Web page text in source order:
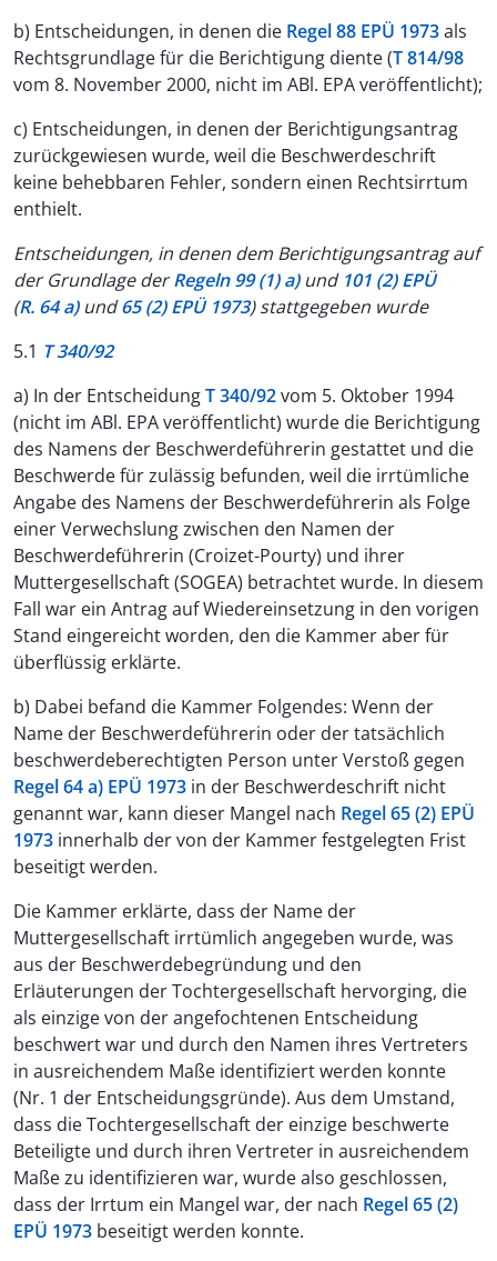
b) Entscheidungen, in denen die Regel 88 EPÜ 1973als
Rechtsgrundlage für die Berichtigung diente (T 814/98
vom 8. November 2000, nicht im ABl. EPA veröffentlicht);
c) Entscheidungen, in denen der Berichtigungsantrag
zurückgewiesen wurde, weil die Beschwerdeschrift
keine behebbaren Fehler, sondern einen Rechtsirrtum
enthielt.
Entscheidungen, in denen dem Berichtigungsantrag auf
der Grundlage derRegeln 99 (1) a)und 101 (2) EPÜ
(R. 64 a)und65 (2) EPÜ 1973) stattgegeben wurde
5.1 T 340/92
a) In der EntscheidungT 340/92vom 5. Oktober 1994
(nicht im ABl. EPA veröffentlicht) wurde die Berichtigung
des Namens der Beschwerdeführerin gestattet und die
Beschwerde für zulässig befunden, weil die irrtümliche
Angabe des Namens der Beschwerdeführerin als Folge
einer Verwechslung zwischen den Namen der
Beschwerdeführerin (Croizet-Pourty) und ihrer
Muttergesellschaft (SOGEA) betrachtet wurde. In diesem
Fall war ein Antrag auf Wiedereinsetzung in den vorigen
Stand eingereicht worden, den die Kammer aber für
überflüssig erklärte.
b) Dabei befand die Kammer Folgendes: Wenn der
Name der Beschwerdeführerin oder der tatsächlich
beschwerdeberechtigten Person unter Verstoß gegen
Regel 64 a) EPÜ 1973 in der Beschwerdeschrift nicht
genannt war, kann dieser Mangel nach Regel 65 (2) EPÜ
1973 innerhalb der von der Kammer festgelegten Frist
beseitigt werden.
Die Kammer erklärte, dass der Name der
Muttergesellschaft irrtümlich angegeben wurde, was
aus der Beschwerdebegründung und den
Erläuterungen der Tochtergesellschaft hervorging, die
als einzige von der angefochtenen Entscheidung
beschwert war und durch den Namen ihres Vertreters
in ausreichendem Maße identifiziert werden konnte
(Nr. 1 der Entscheidungsgründe). Aus dem Umstand,
dass die Tochtergesellschaft der einzige beschwerte
Beteiligte und durch ihren Vertreter in ausreichendem
Maße zu identifizieren war, wurde also geschlossen,
dass der Irrtum ein Mangel war, der nach Regel 65 (2)
EPÜ 1973 beseitigt werden konnte.